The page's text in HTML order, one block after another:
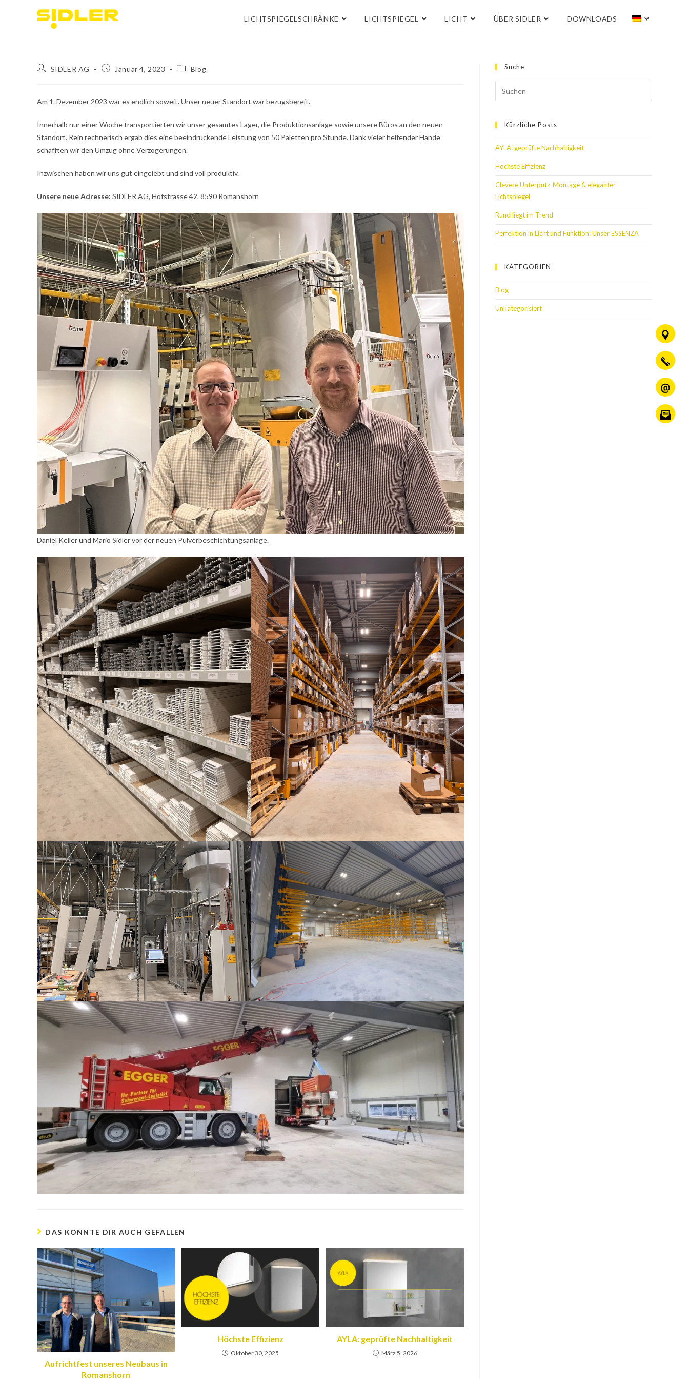
LICHTSPIEGELSCHRÄNKE LICHTSPIEGEL LICHT ÜBER SIDLER DOWNLOADS
SIDLER AG Januar 4, 2023 Blog
Am 1. Dezember 2023 war es endlich soweit. Unser neuer Standort war bezugsbereit.
Innerhalb nur einer Woche transportierten wir unser gesamtes Lager, die Produktionsanlage sowie unsere Büros an den neuen
Standort. Rein rechnerisch ergab dies eine beeindruckende Leistung von 50 Paletten pro Stunde. Dank vieler helfender Hände
schafften wir den Umzug ohne Verzögerungen.
Inzwischen haben wir uns gut eingelebt und sind voll produktiv.
Unsere neue Adresse: SIDLER AG, Hofstrasse 42, 8590 Romanshorn
Daniel Keller und Mario Sidler vor der neuen Pulverbeschichtungsanlage.
DAS KÖNNTE DIR AUCH GEFALLEN
Aufrichtfest unseres Neubaus in
Romanshorn
Höchste Effizienz
Oktober 30, 2025
AYLA: geprüfte Nachhaltigkeit
März 5, 2026
Suche
Kürzliche Posts
AYLA: geprüfte Nachhaltigkeit
Höchste Effizienz
Clevere Unterputz-Montage & eleganter
Lichtspiegel
Rund liegt im Trend
Perfektion in Licht und Funktion: Unser ESSENZA
KATEGORIEN
Blog
Unkategorisiert